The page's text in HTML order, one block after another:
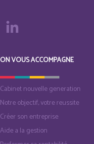
ON VOUS ACCOMPAGNE
Cabinet nouvelle generation
Notre objectif, votre reussite
Créer son entreprise
Aide a la gestion